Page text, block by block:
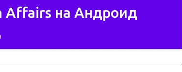
Affairs на Андроид